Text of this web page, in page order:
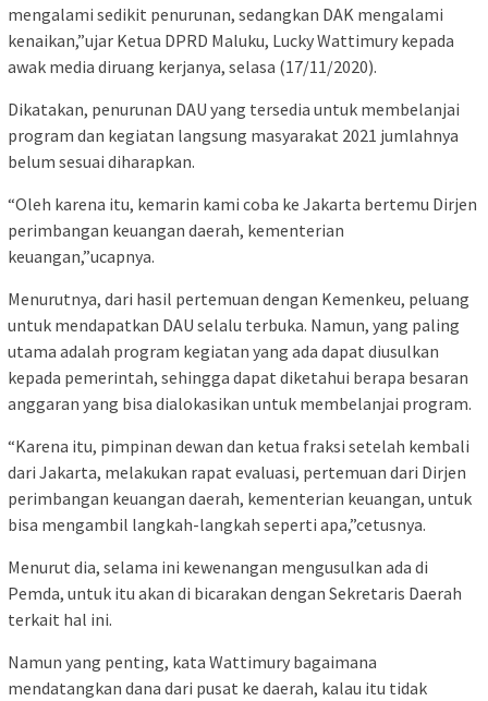
mengalami sedikit penurunan, sedangkan DAK mengalami
kenaikan,”ujar Ketua DPRD Maluku, Lucky Wattimury kepada
awak media diruang kerjanya, selasa (17/11/2020).
Dikatakan, penurunan DAU yang tersedia untuk membelanjai
program dan kegiatan langsung masyarakat 2021 jumlahnya
belum sesuai diharapkan.
“Oleh karena itu, kemarin kami coba ke Jakarta bertemu Dirjen
perimbangan keuangan daerah, kementerian
keuangan,”ucapnya.
Menurutnya, dari hasil pertemuan dengan Kemenkeu, peluang
untuk mendapatkan DAU selalu terbuka. Namun, yang paling
utama adalah program kegiatan yang ada dapat diusulkan
kepada pemerintah, sehingga dapat diketahui berapa besaran
anggaran yang bisa dialokasikan untuk membelanjai program.
“Karena itu, pimpinan dewan dan ketua fraksi setelah kembali
dari Jakarta, melakukan rapat evaluasi, pertemuan dari Dirjen
perimbangan keuangan daerah, kementerian keuangan, untuk
bisa mengambil langkah-langkah seperti apa,”cetusnya.
Menurut dia, selama ini kewenangan mengusulkan ada di
Pemda, untuk itu akan di bicarakan dengan Sekretaris Daerah
terkait hal ini.
Namun yang penting, kata Wattimury bagaimana
mendatangkan dana dari pusat ke daerah, kalau itu tidak